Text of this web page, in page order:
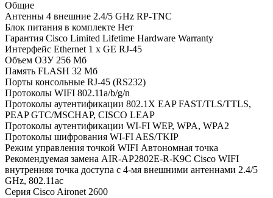
Общие
Антенны 4 внешние 2.4/5 GHz RP-TNC
Блок питания в комплекте Нет
Гарантия Cisco Limited Lifetime Hardware Warranty
Интерфейс Ethernet 1 x GE RJ-45
Объем ОЗУ 256 Мб
Память FLASH 32 Мб
Порты консольные RJ-45 (RS232)
Протоколы WIFI 802.11a/b/g/n
Протоколы аутентификации 802.1X EAP FAST/TLS/TTLS,
PEAP GTC/MSCHAP, CISCO LEAP
Протоколы аутентификации WI-FI WEP, WPA, WPA2
Протоколы шифрования WI-FI AES/TKIP
Режим управления точкой WIFI Автономная точка
Рекомендуемая замена AIR-AP2802E-R-K9C Cisco WIFI
внутренняя точка доступа с 4-мя внешними антеннами 2.4/5
GHz, 802.11ac
Серия Cisco Aironet 2600